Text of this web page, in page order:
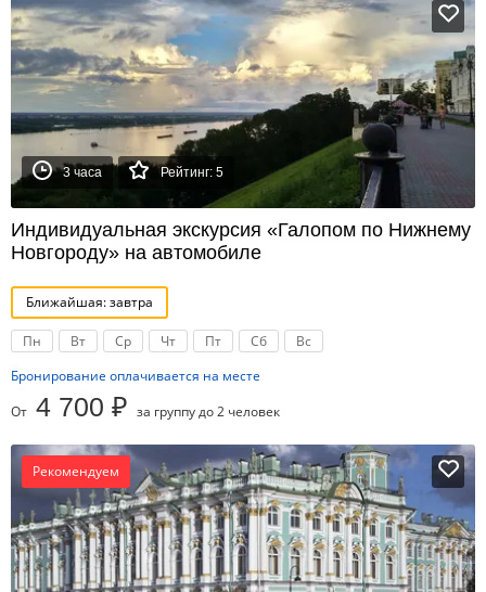
3 часа Рейтинг: 5
Индивидуальная экскурсия «Галопом по Нижнему
Новгороду» на автомобиле
Ближайшая: завтра
Пн Вт Ср Чт Пт Сб
Вс
Бронирование оплачивается на месте
От 4 700 ₽ за группу до 2 человек
Рекомендуем